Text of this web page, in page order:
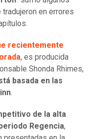
en errores
recientemente
, es producida
Shonda Rhimes,
basada en las
.
de la alta
Regencia,